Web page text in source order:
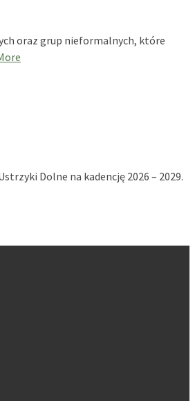
oraz grup nieformalnych, które
Dolne na kadencję 2026 – 2029.